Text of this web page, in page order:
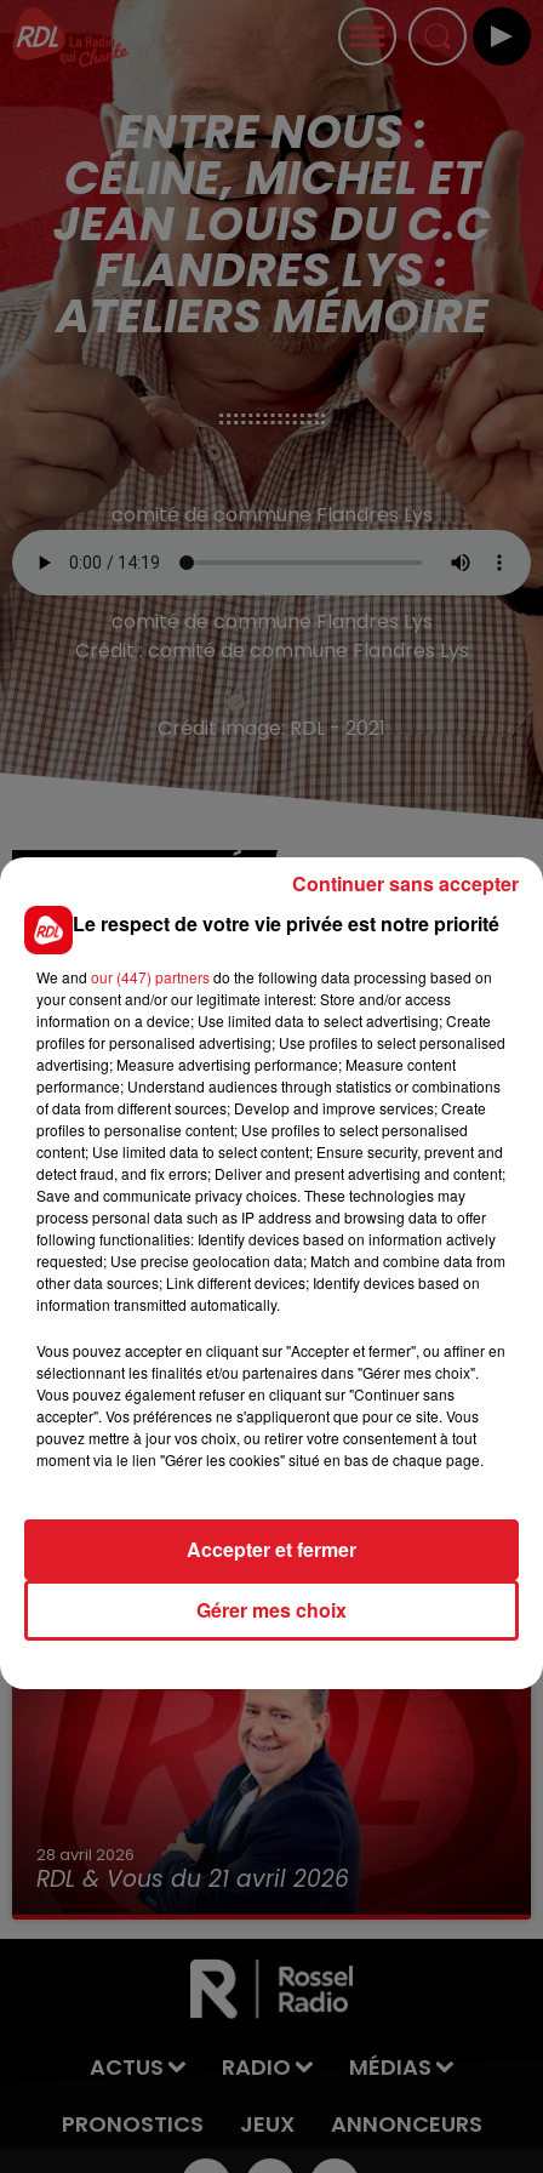
ENTRE NOUS :
CÉLINE, MICHEL ET
JEAN LOUIS DU C.C
FLANDRES LYS :
ATELIERS MÉMOIRE
comité de commune Flandres Lys
comité de commune Flandres Lys
Crédit :comité de commune Flandres Lys
Crédit image:RDL - 2021
TITRES DIFFUSÉS
0h41
0h41
CATHERINE LARA
La Rockeuse De Diamants
SYLVIE VARTAN
Comme Un Garçon
AUTRES PODCASTS
RDL & Vous du 28 avril 2026
28 avril 2026
RDL & Vous du 21 avril 2026
ACTUS RADIO
MÉDIAS
PRONOSTICS
JEUX ANNONCEURS
Le respect de votre vie privée est notre priorité
We and our (447) partnersdo the following data processing based on
your consent and/or our legitimate interest: Store and/or access
information on a device; Use limited data to select advertising; Create
profiles for personalised advertising; Use profiles to select personalised
advertising; Measure advertising performance; Measure content
performance; Understand audiences through statistics or combinations
of data from different sources; Develop and improve services; Create
profiles to personalise content; Use profiles to select personalised
content; Use limited data to select content; Ensure security, prevent and
detect fraud, and fix errors; Deliver and present advertising and content;
Save and communicate privacy choices. These technologies may
process personal data such as IP address and browsing data to offer
following functionalities: Identify devices based on information actively
requested; Use precise geolocation data; Match and combine data from
other data sources; Link different devices; Identify devices based on
information transmitted automatically.
Vous pouvez accepter en cliquant sur "Accepter et fermer", ou affiner en
sélectionnant les finalités et/ou partenaires dans "Gérer mes choix".
Vous pouvez également refuser en cliquant sur "Continuer sans
accepter". Vos préférences ne s'appliqueront que pour ce site. Vous
pouvez mettre à jour vos choix, ou retirer votre consentement à tout
moment via le lien "Gérer les cookies" situé en bas de chaque page.
Gérer mes choix
Accepter et fermer
Continuer sans accepter